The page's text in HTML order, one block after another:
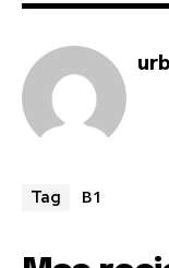
Join our
To subscribe,
or click the
Tag B1